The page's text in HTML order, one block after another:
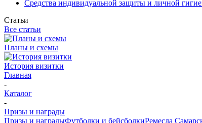
Средства индивидуальной защиты и личной
Статьи
Все статьи
Планы и схемы
История визитки
Главная
-
Каталог
-
Призы и награды
Призы и наградыФутболки и бейсболкиРемесла